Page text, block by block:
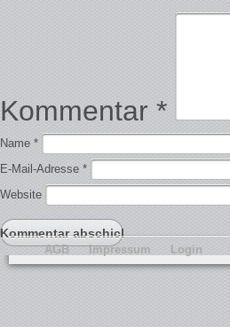
Kommentar *
Name *
E-Mail-Adresse *
Website
AGB Impressum Login